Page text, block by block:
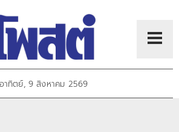
อาทิตย์, 9 สิงหาคม 2569